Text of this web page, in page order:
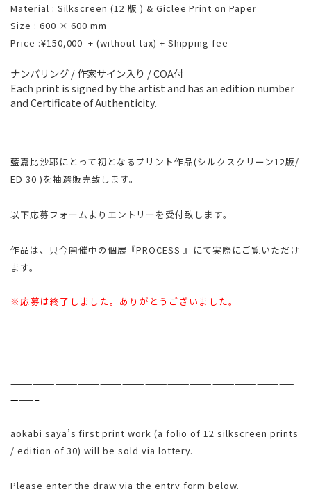
Material : Silkscreen (12 版 ) & Giclee Print on Paper
Size : 600 × 600 mm
Price :¥150,000 + (without tax) + Shipping fee
ナンバリング / 作家サイン入り / COA付
Each print is signed by the artist and has an edition number
and Certificate of Authenticity.
藍嘉比沙耶にとって初となるプリント作品(シルクスクリーン12版/
ED 30 )を抽選販売致します。
以下応募フォームよりエントリーを受付致します。
作品は、只今開催中の個展『PROCESS 』にて実際にご覧いただけ
ます。
※応募は終了しました。ありがとうございました。
——————————————————————————————————————
———–
aokabi saya’s first print work (a folio of 12 silkscreen prints
/ edition of 30) will be sold via lottery.
Please enter the draw via the entry form below.